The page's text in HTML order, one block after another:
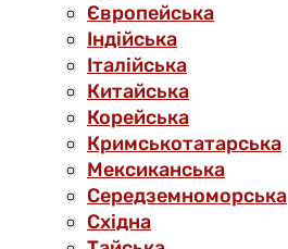
Європейська
Індійська
Італійська
Китайська
Корейська
Кримськотатарська
Мексиканська
Середземноморська
Східна